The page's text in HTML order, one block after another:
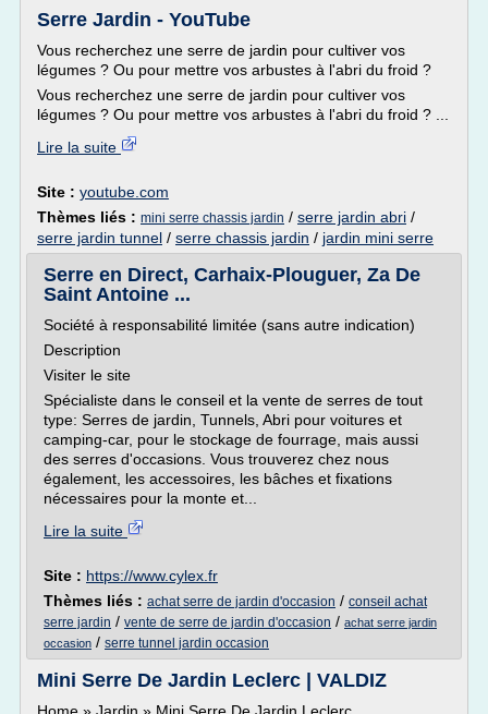
Serre Jardin - YouTube
Vous recherchez une serre de jardin pour cultiver vos
légumes ? Ou pour mettre vos arbustes à l'abri du froid ?
Vous recherchez une serre de jardin pour cultiver vos
légumes ? Ou pour mettre vos arbustes à l'abri du froid ? ...
Lire la suite
Site : youtube.com
Thèmes liés : mini serre chassis jardin / serre jardin abri /
serre jardin tunnel / serre chassis jardin / jardin mini serre
Serre en Direct, Carhaix-Plouguer, Za De
Saint Antoine ...
Société à responsabilité limitée (sans autre indication)
Description
Visiter le site
Spécialiste dans le conseil et la vente de serres de tout
type: Serres de jardin, Tunnels, Abri pour voitures et
camping-car, pour le stockage de fourrage, mais aussi
des serres d'occasions. Vous trouverez chez nous
également, les accessoires, les bâches et fixations
nécessaires pour la monte et...
Lire la suite
Site : https://www.cylex.fr
Thèmes liés : achat serre de jardin d'occasion / conseil achat
serre jardin / vente de serre de jardin d'occasion / achat serre jardin
occasion / serre tunnel jardin occasion
Mini Serre De Jardin Leclerc | VALDIZ